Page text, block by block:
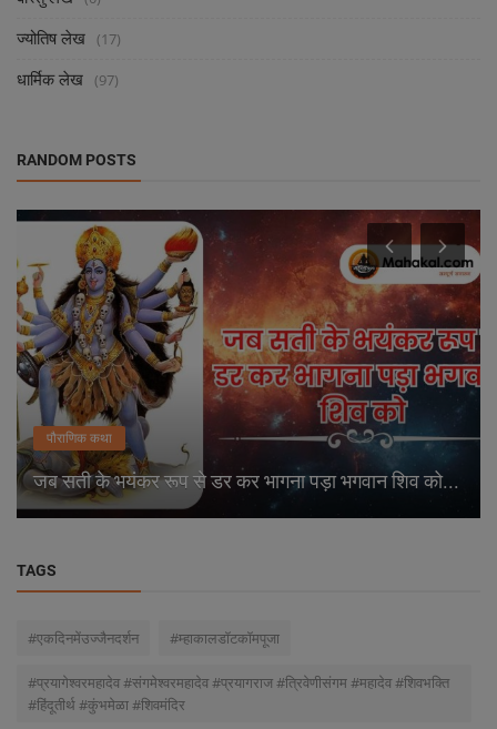
ज्योतिष लेख (17)
धार्मिक लेख (97)
RANDOM POSTS
पौराणिक कथा
जब सती के भयंकर रूप से डर कर भागना पड़ा भगवान शिव को...
TAGS
#एकदिनमेंउज्जैनदर्शन #म्हाकालडॉटकॉमपूजा
#प्रयागेश्वरमहादेव #संगमेश्वरमहादेव #प्रयागराज #त्रिवेणीसंगम #महादेव #शिवभक्ति
#हिंदूतीर्थ #कुंभमेळा #शिवमंदिर